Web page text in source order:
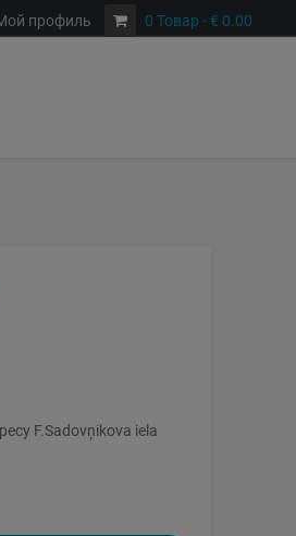
0 Товар - € 0.00
профиль
F.Sadovņikova iela